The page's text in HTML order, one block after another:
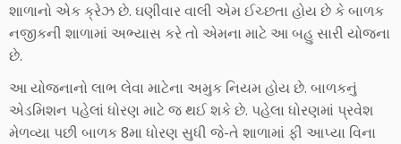
શાળાનો એક ક્રેઝ છે. ઘણીવાર વાલી એમ ઈચ્છતા હોય છે કે બાળક
નજીકની શાળામાં અભ્યાસ કરે તો એમના માટે આ બહુ સારી યોજના
છે.
આ યોજનાનો લાભ લેવા માટેના અમુક નિયમ હોય છે. બાળકનું
એડમિશન પહેલાં ધોરણ માટે જ થઈ શકે છે. પહેલા ધોરણમાં પ્રવેશ
મેળવ્યા પછી બાળક 8મા ધોરણ સુધી જે-તે શાળામાં ફી આપ્યા વિના